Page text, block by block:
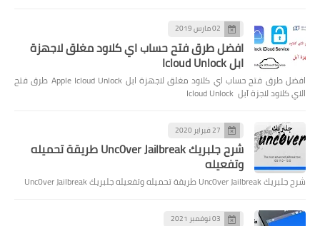
02 مارس 2019
افضل طرق فتح حساب اي كلاود مغلق لاجهزة
ابل Icloud Unlock
افضل طرق فتح حساب اي كلاود مغلق لاجهزة ابل Apple Icloud Unlock طرق فتح
الاي كلاود لاجزة آبل Icloud Unlock
27 فبراير 2020
شرح جلبريك Unc0ver Jailbreak طريقة تحميله
وتفعيله
شرح جلبريك Unc0ver Jailbreak طريقة تحميله وتفعيله جلبريك Unc0ver Jailbreak
03 نوفمبر 2021